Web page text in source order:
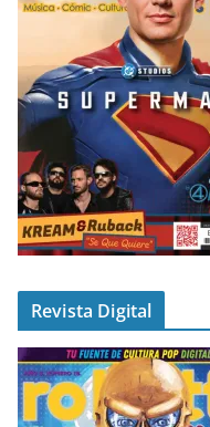
Revista Digital